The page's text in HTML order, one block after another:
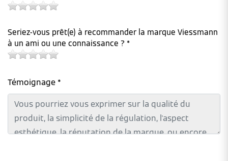
Seriez-vous prêt(e) à recommander la marque Viessmann
à un ami ou une connaissance ? *
Témoignage *